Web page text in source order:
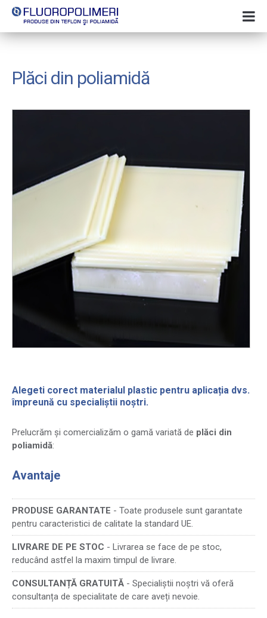
Plăci din poliamidă
Alegeti corect materialul plastic pentru aplicația dvs.
împreună cu specialiștii noștri.
Prelucrăm și comercializăm o gamă variată de plăci din
poliamidă:
Avantaje
PRODUSE GARANTATE - Toate produsele sunt garantate
pentru caracteristici de calitate la standard UE.
LIVRARE DE PE STOC - Livrarea se face de pe stoc,
reducând astfel la maxim timpul de livrare.
CONSULTANȚĂ GRATUITĂ - Specialiștii noștri vă oferă
consultanța de specialitate de care aveți nevoie.